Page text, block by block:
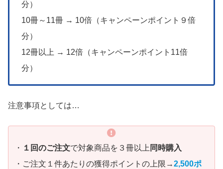
分）
10冊～11冊 → 10倍（キャンペーンポイント９倍
分）
12冊以上 → 12倍（キャンペーンポイント11倍
分）
注意事項としては…
・ １回のご注文で対象商品を３冊以上 同時購入
・ご注文１件あたりの獲得ポイントの上限→2,500ポ